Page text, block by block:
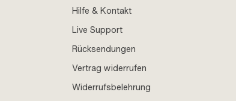
Hilfe & Kontakt
Live Support
Rücksendungen
Vertrag widerrufen
Widerrufsbelehrung